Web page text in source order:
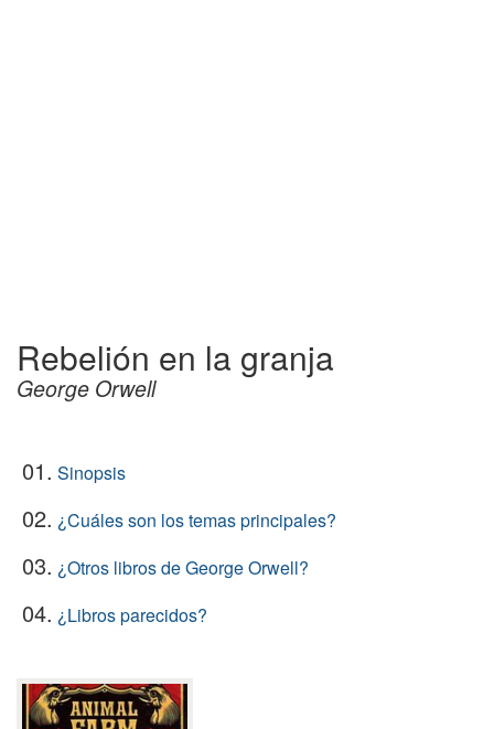
Rebelión en la granja
George Orwell
01. Sinopsis
02. ¿Cuáles son los temas principales?
03. ¿Otros libros de George Orwell?
04. ¿Libros parecidos?